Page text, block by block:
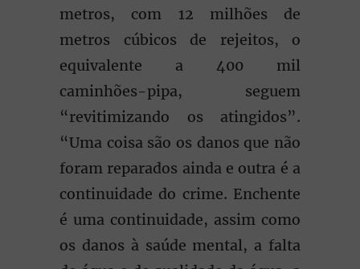
metros, com 12 milhões de
metros cúbicos de rejeitos, o
equivalente a 400 mil
caminhões-pipa, seguem
“revitimizando os atingidos”.
“Uma coisa são os danos que não
foram reparados ainda e outra é a
continuidade do crime. Enchente
é uma continuidade, assim como
os danos à saúde mental, a falta